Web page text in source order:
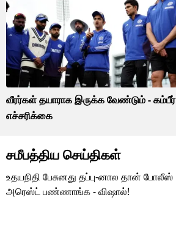
வீரர்கள் தயாராக இருக்க வேண்டும் - கம்பீர்
எச்சரிக்கை
சமீபத்திய செய்திகள்
உதயநிதி பேசுனது தப்பு-னால தான் போலீஸ்
அரெஸ்ட் பண்ணாங்க - விஷால்!